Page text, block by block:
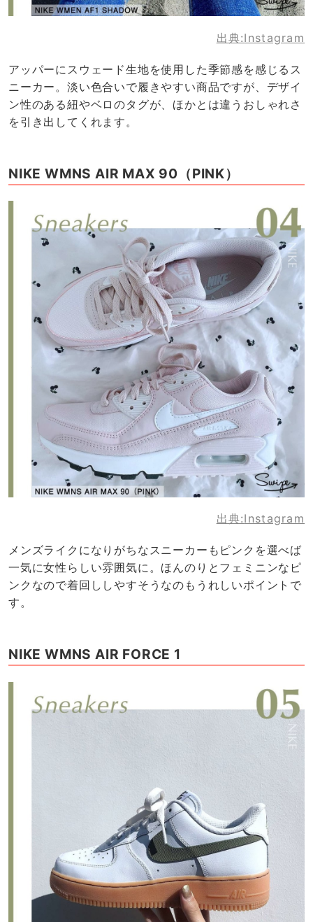
出典:Instagram
アッパーにスウェード生地を使用した季節感を感じるス
ニーカー。淡い色合いで履きやすい商品ですが、デザイ
ン性のある紐やベロのタグが、ほかとは違うおしゃれさ
を引き出してくれます。
NIKE WMNS AIR MAX 90（PINK）
出典:Instagram
メンズライクになりがちなスニーカーもピンクを選べば
一気に女性らしい雰囲気に。ほんのりとフェミニンなピ
ンクなので着回ししやすそうなのもうれしいポイントで
す。
NIKE WMNS AIR FORCE 1